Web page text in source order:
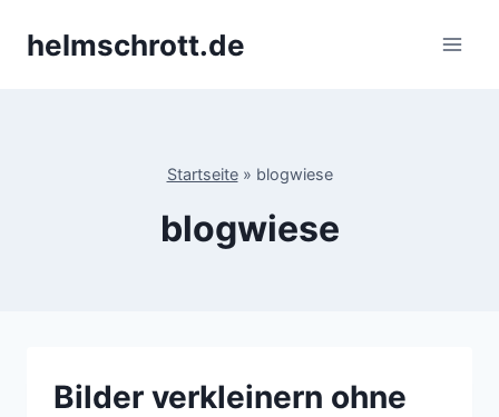
Inhalthelmschrott.de
Startseite» blogwiese
blogwiese
Bilder verkleinern ohne